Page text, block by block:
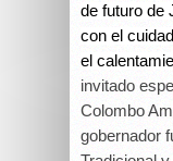
de futuro de
con el
el
invitado
Colombo
gobernador